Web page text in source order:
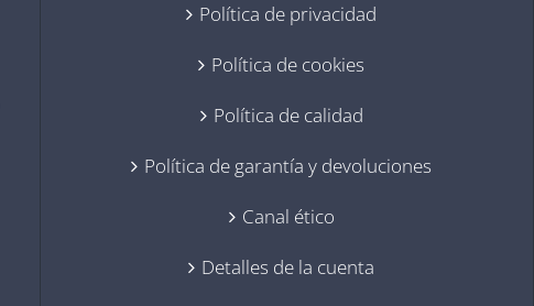
Política de privacidad
Política de cookies
Política de calidad
Política de garantía y devoluciones
Canal ético
Detalles de la cuenta